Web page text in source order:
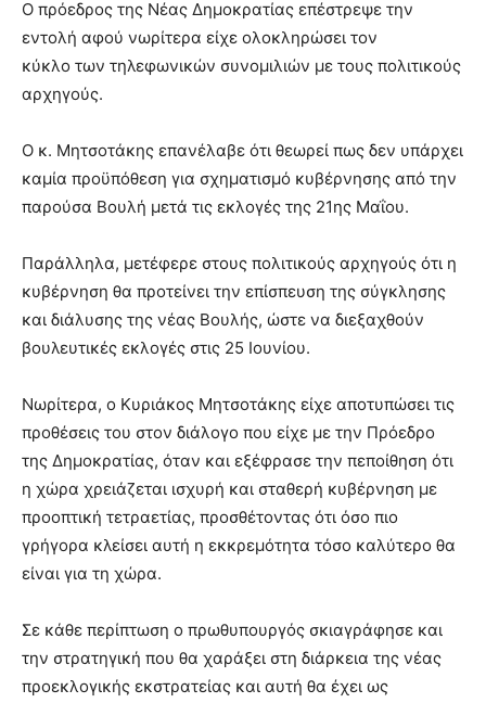
Ο πρόεδρος της Νέας Δημοκρατίας επέστρεψε την
εντολή αφού νωρίτερα είχε ολοκληρώσει τον
κύκλο των τηλεφωνικών συνομιλιών με τους πολιτικούς
αρχηγούς.
Ο κ. Μητσοτάκης επανέλαβε ότι θεωρεί πως δεν υπάρχει
καμία προϋπόθεση για σχηματισμό κυβέρνησης από την
παρούσα Βουλή μετά τις εκλογές της 21ης Μαΐου.
Παράλληλα, μετέφερε στους πολιτικούς αρχηγούς ότι η
κυβέρνηση θα προτείνει την επίσπευση της σύγκλησης
και διάλυσης της νέας Βουλής, ώστε να διεξαχθούν
βουλευτικές εκλογές στις 25 Ιουνίου.
Νωρίτερα, ο Κυριάκος Μητσοτάκης είχε αποτυπώσει τις
προθέσεις του στον διάλογο που είχε με την Πρόεδρο
της Δημοκρατίας, όταν και εξέφρασε την πεποίθηση ότι
η χώρα χρειάζεται ισχυρή και σταθερή κυβέρνηση με
προοπτική τετραετίας, προσθέτοντας ότι όσο πιο
γρήγορα κλείσει αυτή η εκκρεμότητα τόσο καλύτερο θα
είναι για τη χώρα.
Σε κάθε περίπτωση ο πρωθυπουργός σκιαγράφησε και
την στρατηγική που θα χαράξει στη διάρκεια της νέας
προεκλογικής εκστρατείας και αυτή θα έχει ως